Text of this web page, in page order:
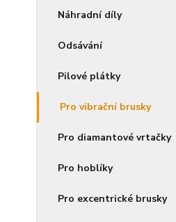
Náhradní díly
Odsávání
Pilové plátky
Pro vibrační brusky
Pro diamantové vrtačky
Pro hoblíky
Pro excentrické brusky